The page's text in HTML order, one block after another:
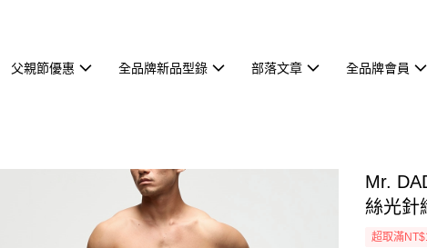
父親節優惠 全品牌新品型錄 部落文章 全品牌會員
Mr.
絲光針
超取滿